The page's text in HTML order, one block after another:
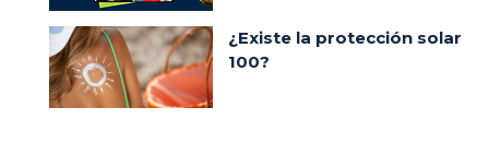
¿Existe la protección solar
100?